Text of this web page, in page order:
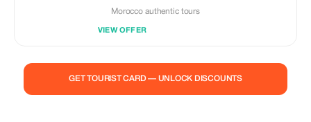
Morocco authentic tours
VIEW OFFER
GET TOURIST CARD — UNLOCK DISCOUNTS